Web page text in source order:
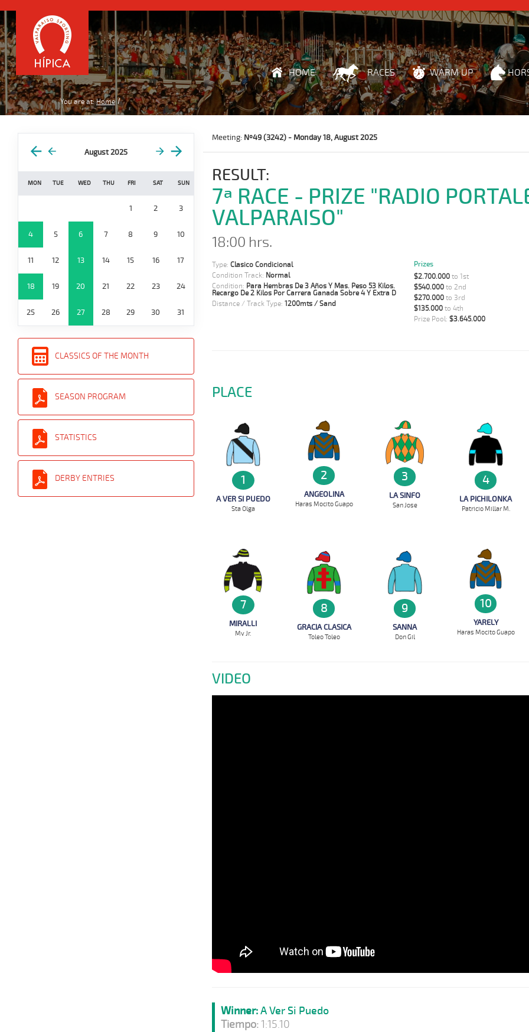
HOME RACES WARM UP
You are at: Home
August 2025
MON TUE WED THU FRI SAT SUN
1 2 3
4 5 6 7 8 9 10
11 12 13 14 15 16 17
18 19 20 21 22 23 24
25 26 27 28 29 30 31
CLASSICS OF THE MONTH
SEASON PROGRAM
STATISTICS
DERBY ENTRIES
Meeting: Nº49 (3242) - Monday 18, August 2025
RESULT:
7ª RACE - PRIZE "RADIO
VALPARAISO"
18:00 hrs.
Type: Clasico Condicional
Condition Track: Normal
Condition: Para Hembras De 3 Años Y Mas. Peso 53 Kilos.
Recargo De 2 Kilos Por Carrera Ganada Sobre 4 Y Extra D
Distance / Track Type: 1200mts / Sand
Prizes
$2.700.000to 1st
$540.000to 2nd
$270.000to 3rd
$135.000to 4th
Prize Pool: $3.645.000
PLACE
1
A VER SI PUEDO
Sta Olga
2
ANGEOLINA
Haras Mocito Guapo
3
LA SINFO
San Jose
4
LA PICHILONKA
Patricio Millar M.
7
MIRALLI
Mv Jr.
8
GRACIA CLASICA
Toleo Toleo
9
SANNA
Don Gil
10
YARELY
Haras Mocito Guapo
VIDEO
Winner:A Ver Si Puedo
Tiempo:1:15.10